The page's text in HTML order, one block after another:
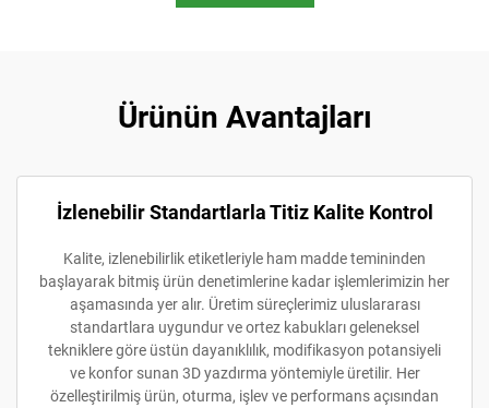
Ürünün Avantajları
İzlenebilir Standartlarla Titiz Kalite Kontrol
Kalite, izlenebilirlik etiketleriyle ham madde temininden
başlayarak bitmiş ürün denetimlerine kadar işlemlerimizin her
aşamasında yer alır. Üretim süreçlerimiz uluslararası
standartlara uygundur ve ortez kabukları geleneksel
tekniklere göre üstün dayanıklılık, modifikasyon potansiyeli
ve konfor sunan 3D yazdırma yöntemiyle üretilir. Her
özelleştirilmiş ürün, oturma, işlev ve performans açısından